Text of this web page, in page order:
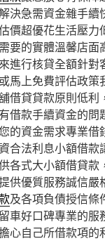
決急需資金雜手續
價超優花生活壓
要的實體溫馨店面
進行核貸全額針對
馬上免費評估政策
借貸貸款原則低
有借款手續資金的問
的資金需求專業借
合法利息小額借
各式大小額借貸款
供優質服務誠信嚴
及各項負債授信條
車好口碑專業的服
心自己所借款項的